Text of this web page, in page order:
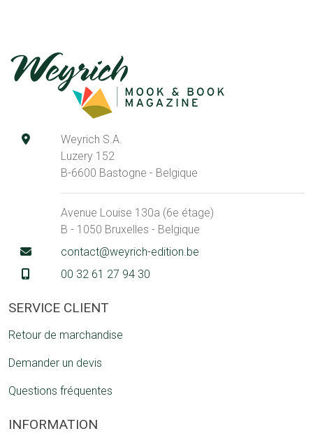
Weyrich S.A.
Luzery 152
B-6600 Bastogne - Belgique
Avenue Louise 130a (6e étage)
B - 1050 Bruxelles - Belgique
contact@weyrich-edition.be
00 32 61 27 94 30
SERVICE CLIENT
Retour de marchandise
Demander un devis
Questions fréquentes
INFORMATION